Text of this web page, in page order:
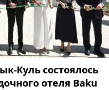
Куль состоялось
отеля Baku